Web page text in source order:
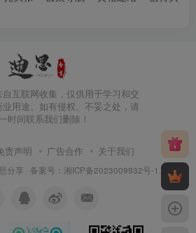
互联网收集，仅供用于学习和交
用途。如有侵权、不妥之处，请
时间联系我们删除！
责声明 广告合作 关于我们
分享 · 备案号： 湘ICP备2023009932号-1